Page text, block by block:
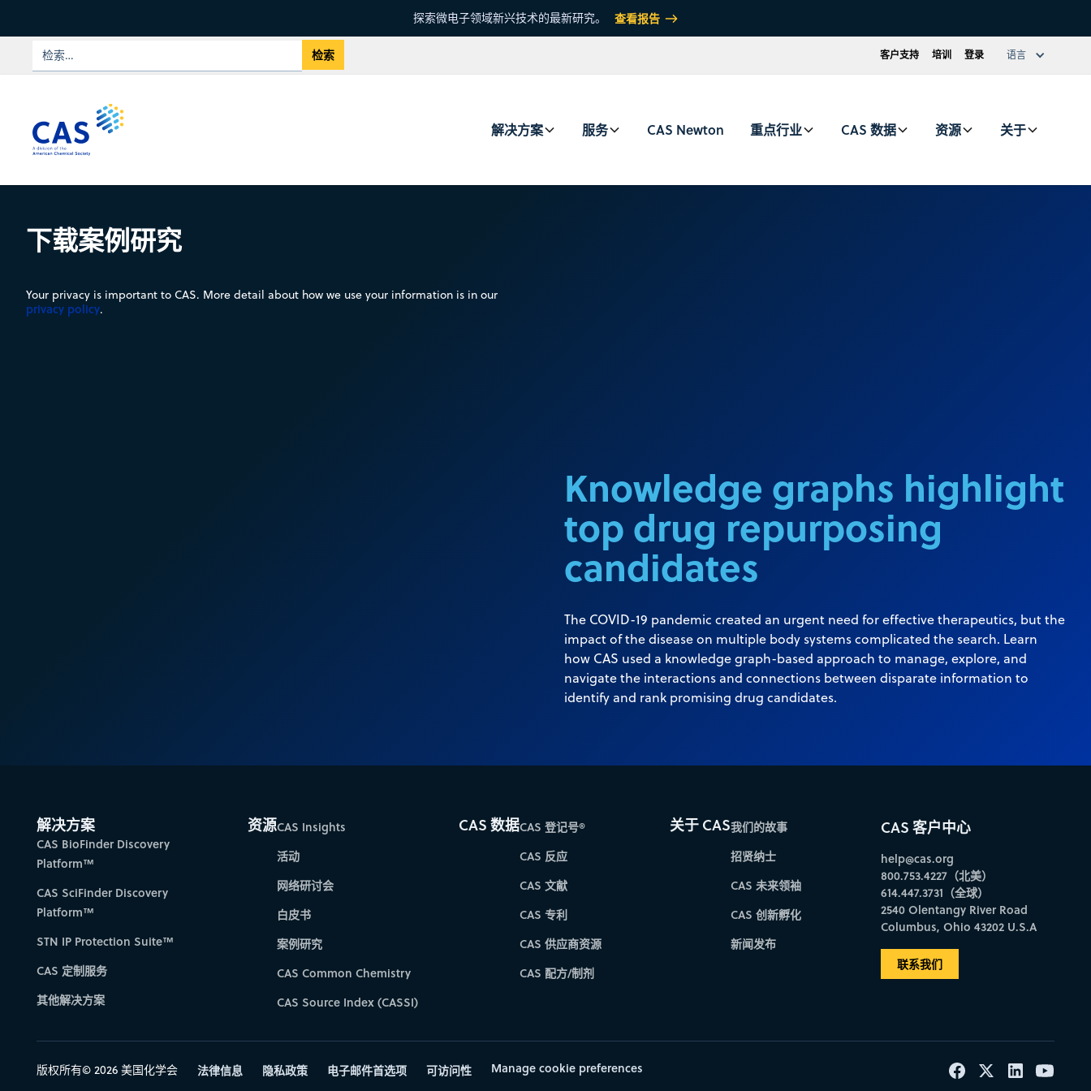
探索微电子领域新兴技术的最新研究。 查看报告
客户支持 培训 登录 语言
解决方案 服务 CAS Newton 重点行业 CAS 数据 资源 关于
下载案例研究
Your privacy is important to CAS. More detail about how we use your information is in our
privacy policy.
Knowledge graphs highlight
top drug repurposing
candidates
The COVID-19 pandemic created an urgent need for effective therapeutics, but the
impact of the disease on multiple body systems complicated the search. Learn
how CAS used a knowledge graph-based approach to manage, explore, and
navigate the interactions and connections between disparate information to
identify and rank promising drug candidates.
解决方案
CAS BioFinder Discovery
Platform™
CAS SciFinder Discovery
Platform™
STN IP Protection Suite™
CAS 定制服务
其他解决方案
资源CAS Insights
活动
网络研讨会
白皮书
案例研究
CAS Common Chemistry
CAS Source Index (CASSI)
CAS 数据CAS 登记号®
CAS 反应
CAS 文献
CAS 专利
CAS 供应商资源
CAS 配方/制剂
关于 CAS我们的故事
招贤纳士
CAS 未来领袖
CAS 创新孵化
新闻发布
CAS 客户中心
help@cas.org
800.753.4227（北美）
614.447.3731（全球）
2540 Olentangy River Road
Columbus, Ohio 43202 U.S.A
联系我们
版权所有© 2026 美国化学会 法律信息 隐私政策 电子邮件首选项 可访问性 Manage cookie preferences